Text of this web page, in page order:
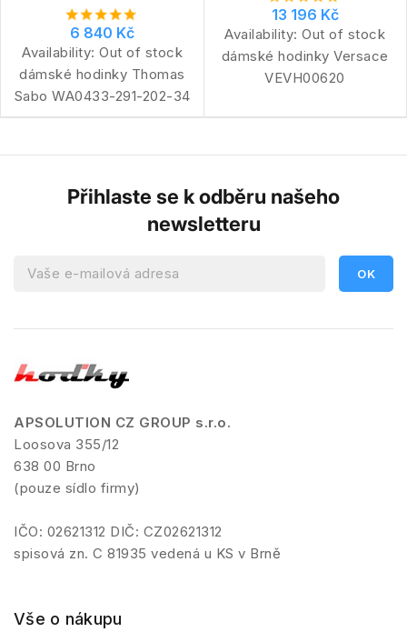
6 840 Kč
Availability: Out of stock
dámské hodinky Thomas
Sabo WA0433-291-202-34
13 196 Kč
Availability: Out of stock
dámské hodinky Versace
VEVH00620
Přihlaste se k odběru našeho
newsletteru
APSOLUTION CZ GROUP s.r.o.
Loosova 355/12
638 00 Brno
(pouze sídlo firmy)
IČO: 02621312 DIČ: CZ02621312
spisová zn. C 81935 vedená u KS v Brně
Vše o nákupu